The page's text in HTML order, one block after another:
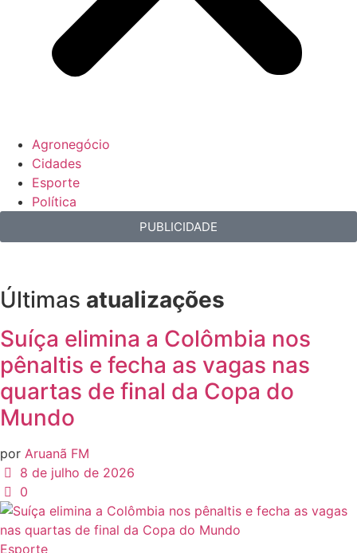
Agronegócio
Cidades
Esporte
Política
PUBLICIDADE
Últimas atualizações
Suíça elimina a Colômbia nos
pênaltis e fecha as vagas nas
quartas de final da Copa do
Mundo
por Aruanã FM
8 de julho de 2026
0
Esporte